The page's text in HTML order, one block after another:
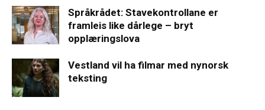
Språkrådet: Stavekontrollane er
framleis like dårlege – bryt
opplæringslova
Vestland vil ha filmar med nynorsk
teksting